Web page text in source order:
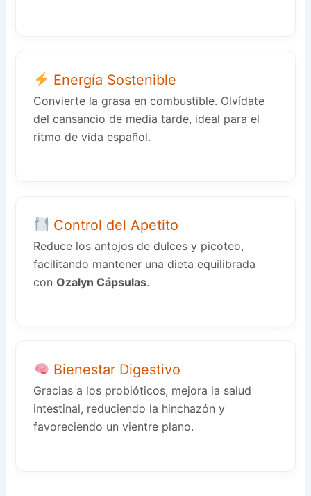
Energía Sostenible
Convierte la grasa en combustible. Olvídate
del cansancio de media tarde, ideal para el
ritmo de vida español.
Control del Apetito
Reduce los antojos de dulces y picoteo,
facilitando mantener una dieta equilibrada
conOzalyn Cápsulas.
Bienestar Digestivo
Gracias a los probióticos, mejora la salud
intestinal, reduciendo la hinchazón y
favoreciendo un vientre plano.